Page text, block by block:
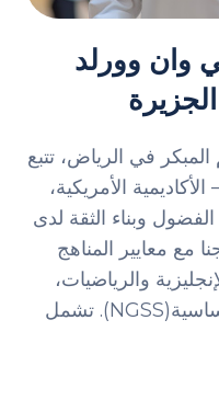
وان وورلد
في الرياض، تتبع
الأمريكية،
وبناء الثقة لدى
مع معايير المناهج
والرياضيات،
ومعايير العلوم للجيل القادم الأساسية(NGSS). تشمل